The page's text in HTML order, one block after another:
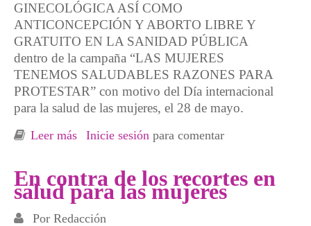
GINECOLÓGICA ASÍ COMO
ANTICONCEPCIÓN Y ABORTO LIBRE Y
GRATUITO EN LA SANIDAD PÚBLICA
dentro de la campaña “LAS MUJERES
TENEMOS SALUDABLES RAZONES PARA
PROTESTAR” con motivo del Día internacional
para la salud de las mujeres, el 28 de mayo.
Leer más sobre Barakaldo. “Las mujeres tenemos
Inicie sesión para comentar
En contra de los recortes en
salud para las mujeres
Por Redacción